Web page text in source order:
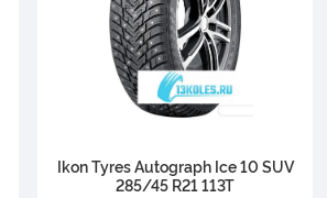
Ikon Tyres Autograph Ice 10 SUV
285/45 R21 113T